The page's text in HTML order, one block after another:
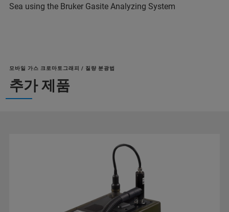
Sea using the Bruker Gasite Analyzing System
모바일 가스 크로마토그래피 / 질량 분광법
추가 제품